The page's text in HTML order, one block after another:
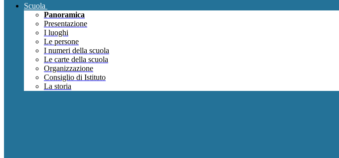
Scuola
Panoramica
Presentazione
I luoghi
Le persone
I numeri della scuola
Le carte della scuola
Organizzazione
Consiglio di Istituto
La storia